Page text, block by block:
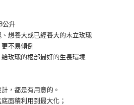
公升
想養大或已經養大的木立玫瑰
不易傾倒
玫瑰的根部最好的生長環境
，都是有用意的。
面積利用到最大化；